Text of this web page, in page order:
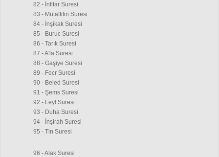
82 - İnfitar Suresi
83 - Mutaffifin Suresi
84 - İnşikak Suresi
85 - Buruc Suresi
86 - Tarık Suresi
87 - A'la Suresi
88 - Gaşiye Suresi
89 - Fecr Suresi
90 - Beled Suresi
91 - Şems Suresi
92 - Leyl Suresi
93 - Duha Suresi
94 - İnşirah Suresi
95 - Tin Suresi
96 - Alak Suresi